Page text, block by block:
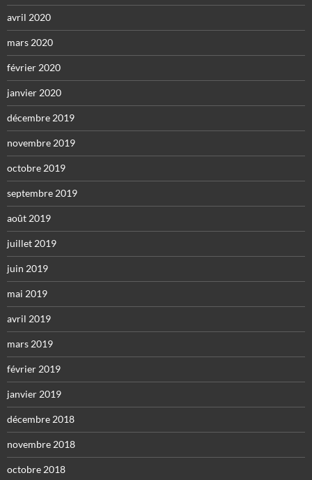
avril 2020
mars 2020
février 2020
janvier 2020
décembre 2019
novembre 2019
octobre 2019
septembre 2019
août 2019
juillet 2019
juin 2019
mai 2019
avril 2019
mars 2019
février 2019
janvier 2019
décembre 2018
novembre 2018
octobre 2018